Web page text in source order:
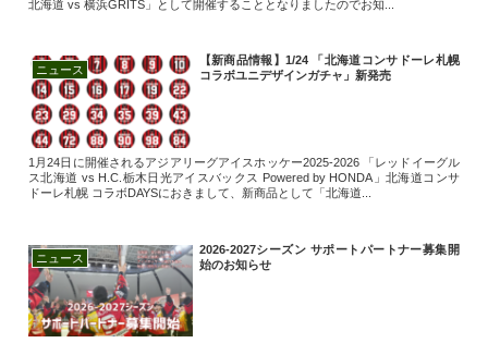
北海道 vs 横浜GRITS」として開催することとなりましたのでお知...
ニュース
【新商品情報】1/24 「北海道コンサドーレ札幌
コラボユニデザインガチャ」新発売
1月24日に開催されるアジアリーグアイスホッケー2025-2026 「レッドイーグル
ス北海道 vs H.C.栃木日光アイスバックス Powered by HONDA」北海道コンサ
ドーレ札幌 コラボDAYSにおきまして、新商品として「北海道...
ニュース
2026-2027シーズン サポートパートナー募集開
始のお知らせ